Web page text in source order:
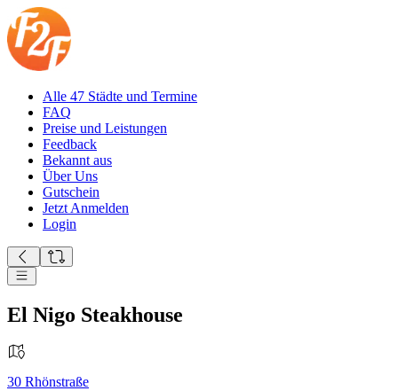
Alle 47 Städte und Termine
FAQ
Preise und Leistungen
Feedback
Bekannt aus
Über Uns
Gutschein
Jetzt Anmelden
Login
El Nigo Steakhouse
30 Rhönstraße